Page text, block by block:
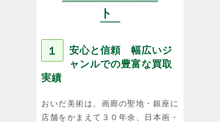
ト
１
安心と信頼 幅広いジ
ャンルでの豊富な買取
実績
おいだ美術は、画廊の聖地・銀座に
店舗をかまえて３０年余、日本画・